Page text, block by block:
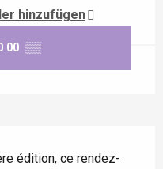
hinzufügen
00 ▒▒
édition, ce rendez-